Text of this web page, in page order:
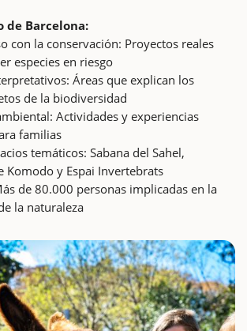
de Barcelona:
con la conservación: Proyectos reales
especies en riesgo
Áreas que explican los
de la biodiversidad
Actividades y experiencias
familias
temáticos: Sabana del Sahel,
Komodo y Espai Invertebrats
de 80.000 personas implicadas en la
la naturaleza